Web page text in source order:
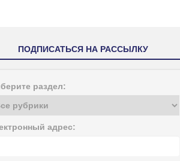
ПОДПИСАТЬСЯ НА РАССЫЛКУ
раздел:
адрес: